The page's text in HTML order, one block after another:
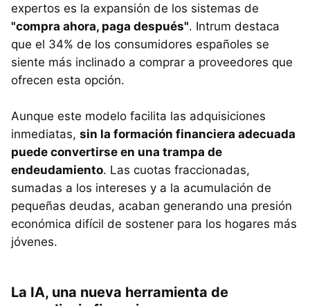
expertos es la expansión de los sistemas de
"compra ahora, paga después". Intrum destaca
que el 34% de los consumidores españoles se
siente más inclinado a comprar a proveedores que
ofrecen esta opción.
Aunque este modelo facilita las adquisiciones
inmediatas, sin la formación financiera adecuada
puede convertirse en una trampa de
endeudamiento. Las cuotas fraccionadas,
sumadas a los intereses y a la acumulación de
pequeñas deudas, acaban generando una presión
económica difícil de sostener para los hogares más
jóvenes.
La IA, una nueva herramienta de